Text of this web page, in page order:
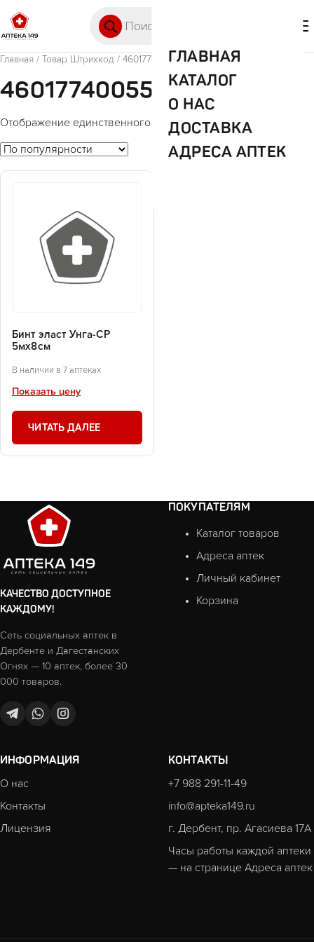
ГЛАВНАЯ
КАТАЛОГ
О НАС
ДОСТАВКА
АДРЕСА АПТЕК
Главная / Товар Штрихкод / 4601774005596
4601774005596
Отображение единственного товара
Бинт эласт Унга-СР
5мх8см
В наличии в 7 аптеках
Показать цену
ЧИТАТЬ ДАЛЕЕ
КАЧЕСТВО ДОСТУПНОЕ
КАЖДОМУ!
Сеть социальных аптек в
Дербенте и Дагестанских
Огнях — 10 аптек, более 30
000 товаров.
ПОКУПАТЕЛЯМ
Каталог товаров
Адреса аптек
Личный кабинет
Корзина
ИНФОРМАЦИЯ
О нас
Контакты
Лицензия
КОНТАКТЫ
+7 988 291-11-49
info@apteka149.ru
г. Дербент, пр. Агасиева 17А
Часы работы каждой аптеки
— на странице Адреса аптек